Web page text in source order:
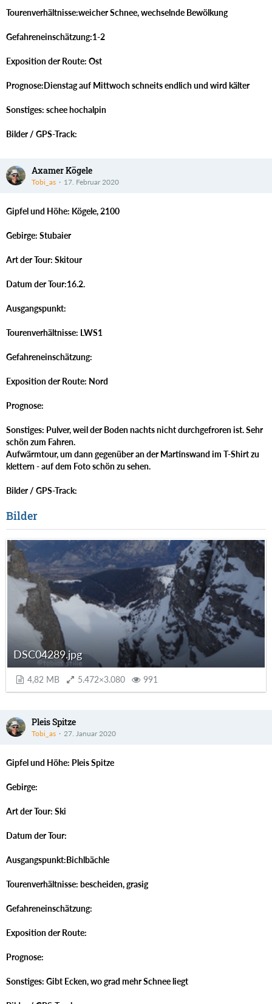
Tourenverhältnisse:weicher Schnee, wechselnde Bewölkung
Gefahreneinschätzung:1-2
Exposition der Route: Ost
Prognose:Dienstag auf Mittwoch schneits endlich und wird kälter
Sonstiges: schee hochalpin
Bilder / GPS-Track:
Axamer Kögele
Tobi_as 17. Februar 2020
Gipfel und Höhe: Kögele, 2100
Gebirge: Stubaier
Art der Tour: Skitour
Datum der Tour:16.2.
Ausgangspunkt:
Tourenverhältnisse: LWS1
Gefahreneinschätzung:
Exposition der Route: Nord
Prognose:
Sonstiges: Pulver, weil der Boden nachts nicht durchgefroren ist. Sehr
schön zum Fahren.
Aufwärmtour, um dann gegenüber an der Martinswand im T-Shirt zu
klettern - auf dem Foto schön zu sehen.
Bilder / GPS-Track:
Bilder
DSC04289.jpg
4,82 MB 5.472×3.080 991
Pleis Spitze
Tobi_as 27. Januar 2020
Gipfel und Höhe: Pleis Spitze
Gebirge:
Art der Tour: Ski
Datum der Tour:
Ausgangspunkt:Bichlbächle
Tourenverhältnisse: bescheiden, grasig
Gefahreneinschätzung:
Exposition der Route:
Prognose:
Sonstiges: Gibt Ecken, wo grad mehr Schnee liegt